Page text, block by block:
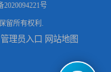
2020094221号
留所有权利.
管理员入口 网站地图